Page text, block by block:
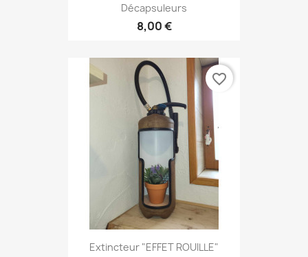
Décapsuleurs
8,00 €
Extincteur "EFFET ROUILLE"
favorite_border